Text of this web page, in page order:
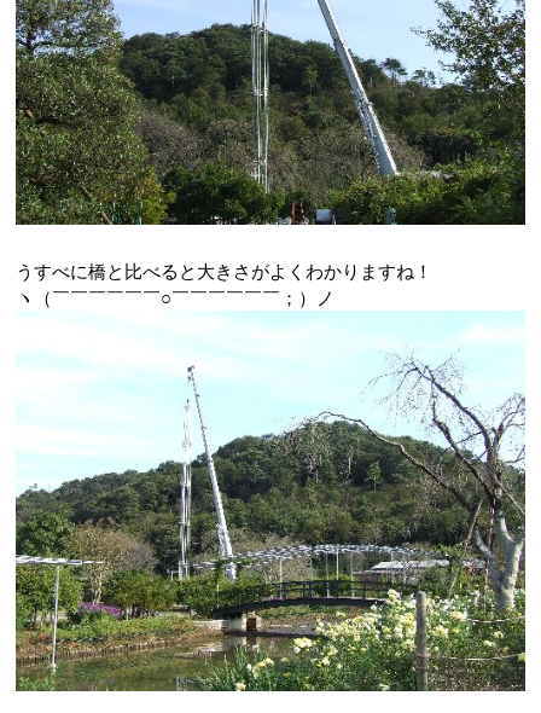
うすべに橋と比べると大きさがよくわかりますね！
ヽ（￣￣￣￣￣￣○￣￣￣￣￣￣；）ノ